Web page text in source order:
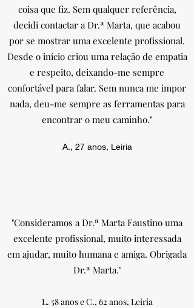
coisa que fiz. Sem qualquer referência,
decidi contactar a Dr.ª Marta, que acabou
por se mostrar uma excelente profissional.
Desde o início criou uma relação de empatia
e respeito, deixando-me sempre
confortável para falar. Sem nunca me impor
nada, deu-me sempre as ferramentas para
encontrar o meu caminho."
A., 27 anos, Leiria
"Consideramos a Dr.ª Marta Faustino uma
excelente profissional, muito interessada
em ajudar, muito humana e amiga. Obrigada
Dr.ª Marta."
L. 58 anos e C., 62 anos, Leiria